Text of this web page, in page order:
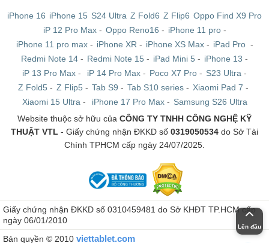
iPhone 16 iPhone 15 S24 Ultra Z Fold6 Z Flip6 Oppo Find X9 Pro
iP 12 Pro Max- Oppo Reno16 - iPhone 11 pro-
iPhone 11 pro max- iPhone XR- iPhone XS Max- iPad Pro -
Redmi Note 14 - Redmi Note 15 - iPad Mini 5 - iPhone 13 -
iP 13 Pro Max - iP 14 Pro Max - Poco X7 Pro - S23 Ultra -
Z Fold5 - Z Flip5 - Tab S9 - Tab S10 series - Xiaomi Pad 7 -
Xiaomi 15 Ultra- iPhone 17 Pro Max- Samsung S26 Ultra
Website thuộc sở hữu của CÔNG TY TNHH CÔNG NGHỆ KỸ
THUẬT VTL - Giấy chứng nhận ĐKKD số 0319050534 do Sở Tài
Chính TPHCM cấp ngày 24/07/2025.
Giấy chứng nhận ĐKKD số 0310459481 do Sở KHĐT TP.HCM cấp
ngày 06/01/2010
Bản quyền © 2010 viettablet.com
Lên đầu